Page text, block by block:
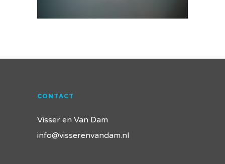
CONTACT
Visser en Van Dam
info@visserenvandam.nl